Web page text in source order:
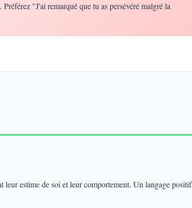
"J'ai remarqué que tu as persévéré malgré la
estime de soi et leur comportement. Un langage positif